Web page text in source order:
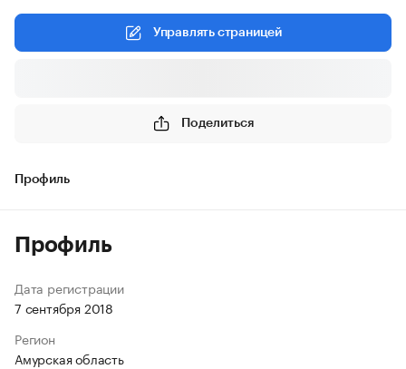
Управлять страницей
Поделиться
Профиль
Профиль
Дата регистрации
7 сентября 2018
Регион
Амурская область